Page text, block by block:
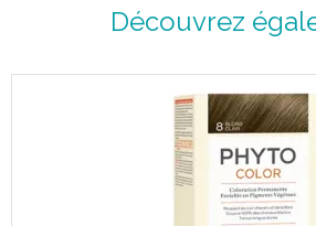
Découvrez